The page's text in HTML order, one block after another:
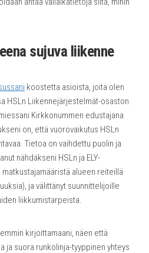
sujuva liikenne
koostetta asioista, joita olen
HSLn Liikennejärjestelmät-osaston
Kirkkonummen edustajana
on, että vuorovaikutus HSLn
Tietoa on vaihdettu puolin ja
nähdäkseni HSLn ja ELY-
alueen reiteillä
ja välittänyt suunnittelijoille
liikkumistarpeista.
kirjoittamaani, näen että
ja suora runkolinja-tyyppinen yhteys